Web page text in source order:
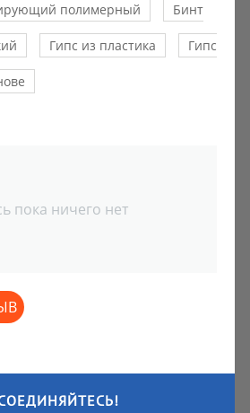
полимерный Бинт
Гипс из пластика Гипс
пока ничего нет